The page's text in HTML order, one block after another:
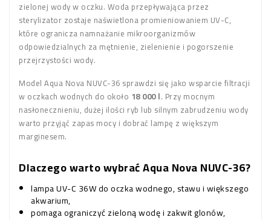
zielonej wody w oczku. Woda przepływająca przez
sterylizator zostaje naświetlona promieniowaniem UV-C,
które ogranicza namnażanie mikroorganizmów
odpowiedzialnych za mętnienie, zielenienie i pogorszenie
przejrzystości wody.
Model Aqua Nova NUVC-36 sprawdzi się jako wsparcie filtracji
w oczkach wodnych do około 18 000 l. Przy mocnym
nasłonecznieniu, dużej ilości ryb lub silnym zabrudzeniu wody
warto przyjąć zapas mocy i dobrać lampę z większym
marginesem.
Dlaczego warto wybrać Aqua Nova NUVC-36?
lampa UV-C 36W do oczka wodnego, stawu i większego
akwarium,
pomaga ograniczyć zieloną wodę i zakwit glonów,